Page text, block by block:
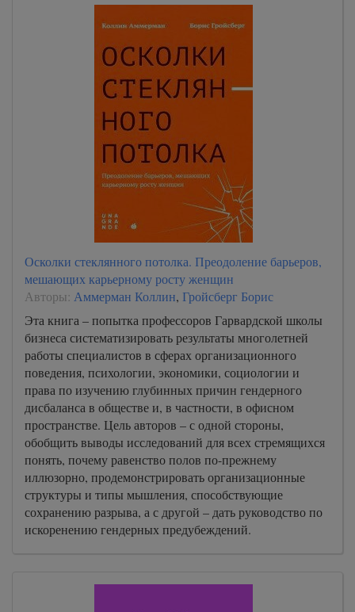
Осколки стеклянного потолка. Преодоление барьеров,
мешающих карьерному росту женщин
Авторы: Аммерман Коллин, Гройсберг Борис
Эта книга – попытка профессоров Гарвардской школы
бизнеса систематизировать результаты многолетней
работы специалистов в сферах организационного
поведения, психологии, экономики, социологии и
права по изучению глубинных причин гендерного
дисбаланса в обществе и, в частности, в офисном
пространстве. Цель авторов – с одной стороны,
обобщить выводы исследований для всех стремящихся
понять, почему равенство полов по-прежнему
иллюзорно, продемонстрировать организационные
структуры и типы мышления, способствующие
сохранению разрыва, а с другой – дать руководство по
искоренению гендерных предубеждений.